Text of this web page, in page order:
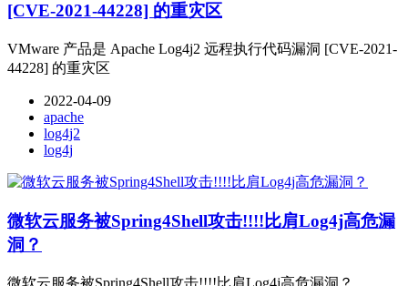
[CVE-2021-44228] 的重灾区
VMware 产品是 Apache Log4j2 远程执行代码漏洞 [CVE-2021-
44228] 的重灾区
2022-04-09
apache
log4j2
log4j
微软云服务被Spring4Shell攻击!!!!比肩Log4j高危漏
洞？
微软云服务被Spring4Shell攻击!!!!比肩Log4j高危漏洞？